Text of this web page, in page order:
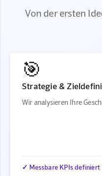
Von der ersten
🎯
Strategie &
Wir analysieren Ihre
✓ Messbare KPIs definiert